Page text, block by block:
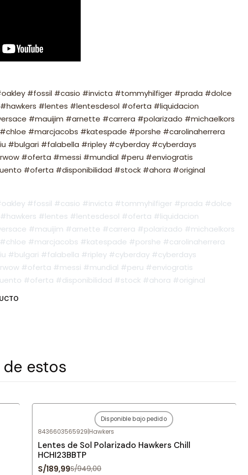
#fossil #casio #invicta #tommyhilfiger #prada #dolce
#lentes #lentesdesol #oferta #liquidacion
#mauijim #arnette #carrera #polarizado #michaelkors
#marcjacobs #katespade #porshe #carolinaherrera
#bulgari #falabella #ripley #cyberday #cyberdays
#oferta #messi #mundial #peru #enviogratis
#oferta #disponibilidad #stock #ahora #original
#fossil #casio #invicta #tommyhilfiger #prada #dolce
#lentes #lentesdesol #oferta #liquidacion
#mauijim #arnette #carrera #polarizado #michaelkors
#marcjacobs #katespade #porshe #carolinaherrera
#bulgari #falabella #ripley #cyberday #cyberdays
#oferta #messi #mundial #peru #enviogratis
#oferta #disponibilidad #stock #ahora #original
estos
Agotado
Disponible bajo pedido
8436603565929|Hawkers
Lentes de Sol Polarizado Hawkers Chill
HCHI23BBTP
S/189,99S/949,00